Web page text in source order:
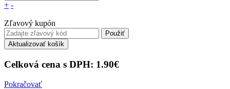
+ -
Zľavový kupón
Použiť
Aktualizovať košík
Celková cena s DPH: 1.90€
Pokračovať